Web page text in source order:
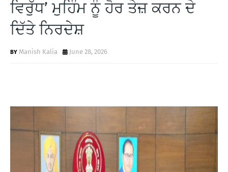
W
S
ਵਿਰੁੱਧ’ ਮੁਹਿੰਮ ਨੂੰ ਹੋਰ ਤੇਜ਼ ਕਰਨ ਦੇ
ਦਿੱਤੇ ਨਿਰਦੇਸ਼
Manish Kalia June 28, 2026